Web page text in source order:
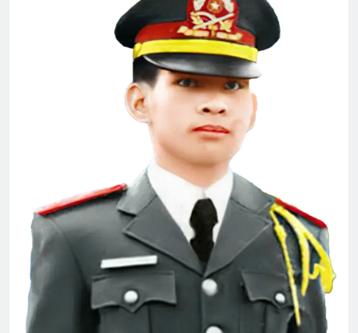
2 Years Ago
CSVSQ Trần Duy Xinh K10
2 Years Ago
Xuân Đất Khách
2 Years Ago
Sống ở đời
3 Years Ago
Phân Ưu CSVSQ Nguyễn Lạn K20
2 Years Ago
Tiểu Đoàn 2 TQLC VNCH